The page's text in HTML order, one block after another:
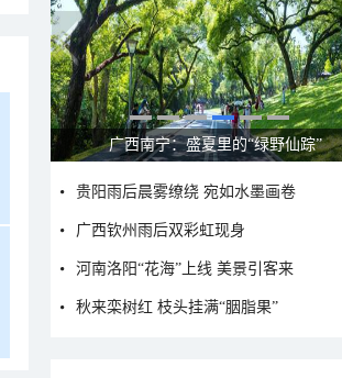
呼伦贝尔草原 藏着最治愈的蓝天白云
贵阳雨后晨雾缭绕 宛如水墨画卷
广西钦州雨后双彩虹现身
河南洛阳“花海”上线 美景引客来
秋来栾树红 枝头挂满“胭脂果”